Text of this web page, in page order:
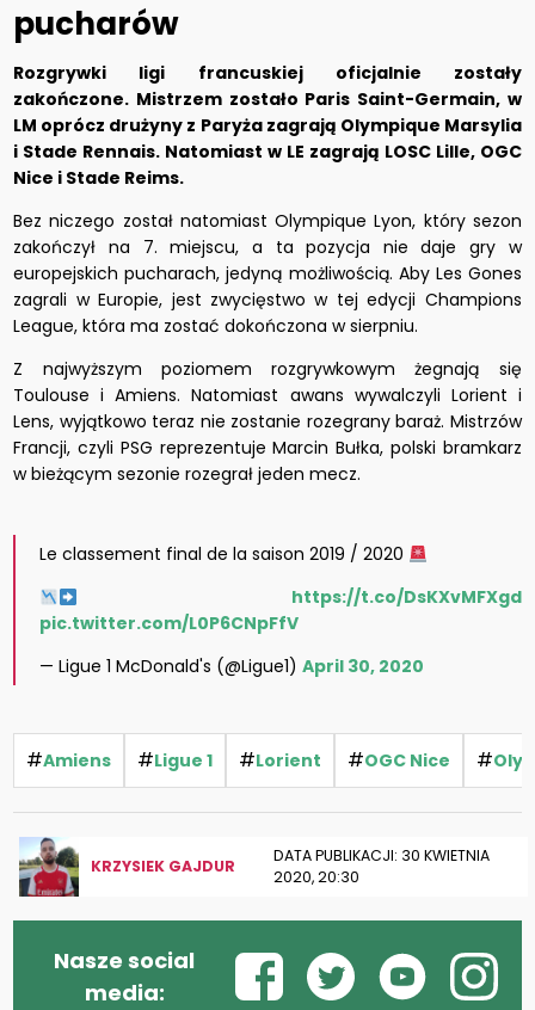
pucharów
Rozgrywki ligi francuskiej oficjalnie zostały
zakończone. Mistrzem zostało Paris Saint-Germain, w
LM oprócz drużyny z Paryża zagrają Olympique Marsylia
i Stade Rennais. Natomiast w LE zagrają LOSC Lille, OGC
Nice i Stade Reims.
Bez niczego został natomiast Olympique Lyon, który sezon
zakończył na 7. miejscu, a ta pozycja nie daje gry w
europejskich pucharach, jedyną możliwością. Aby Les Gones
zagrali w Europie, jest zwycięstwo w tej edycji Champions
League, która ma zostać dokończona w sierpniu.
Z najwyższym poziomem rozgrywkowym żegnają się
Toulouse i Amiens. Natomiast awans wywalczyli Lorient i
Lens, wyjątkowo teraz nie zostanie rozegrany baraż. Mistrzów
Francji, czyli PSG reprezentuje Marcin Bułka, polski bramkarz
w bieżącym sezonie rozegrał jeden mecz.
Le classement final de la saison 2019 / 2020
https://t.co/DsKXvMFXgd
pic.twitter.com/L0P6CNpFfV
— Ligue 1 McDonald's (@Ligue1)April 30, 2020
#Amiens #Ligue 1 #Lorient #OGC Nice #
KRZYSIEK GAJDUR
DATA PUBLIKACJI: 30 KWIETNIA
2020, 20:30
Nasze social
media: